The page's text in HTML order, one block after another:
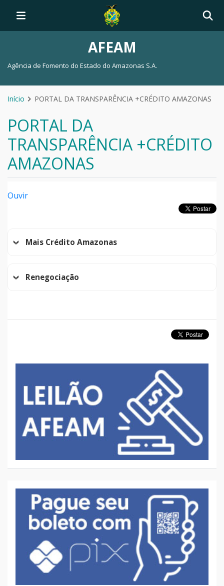
AFEAM
Agência de Fomento do Estado do Amazonas S.A.
Início PORTAL DA TRANSPARÊNCIA +CRÉDITO AMAZONAS
PORTAL DA
TRANSPARÊNCIA +CRÉDITO
AMAZONAS
Ouvir
Mais Crédito Amazonas
Renegociação